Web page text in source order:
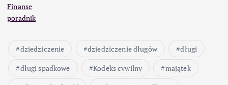
Finanse
poradnik
dziedziczenie dziedziczenie długów
długi
długi spadkowe
Kodeks cywilny
majątek